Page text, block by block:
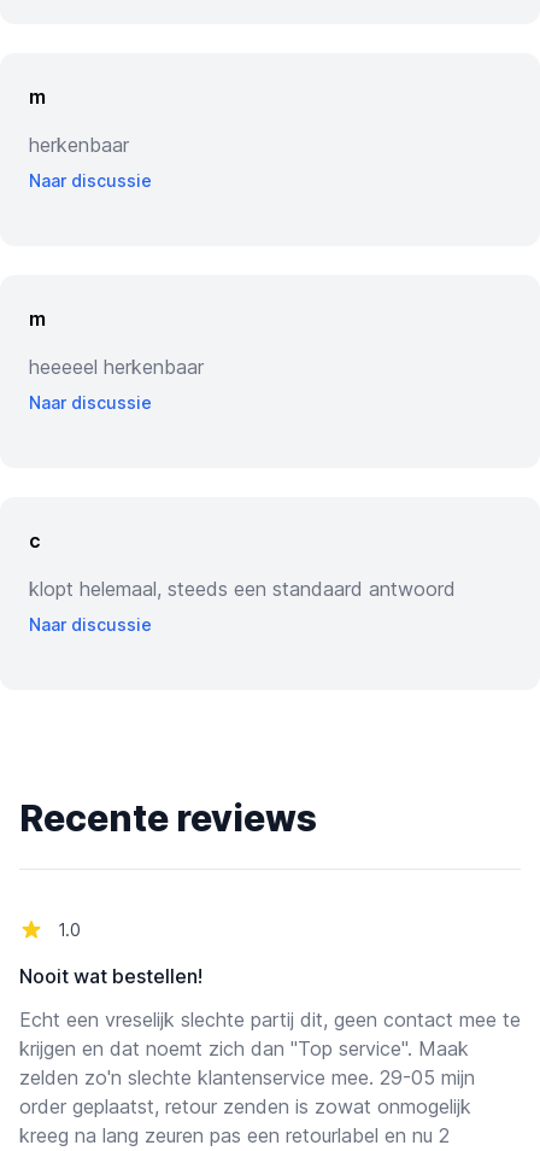
m
herkenbaar
Naar discussie
m
heeeeel herkenbaar
Naar discussie
c
klopt helemaal, steeds een standaard antwoord
Naar discussie
Recente reviews
1.0
Nooit wat bestellen!
Echt een vreselijk slechte partij dit, geen contact mee te
krijgen en dat noemt zich dan "Top service". Maak
zelden zo'n slechte klantenservice mee. 29-05 mijn
order geplaatst, retour zenden is zowat onmogelijk
kreeg na lang zeuren pas een retourlabel en nu 2